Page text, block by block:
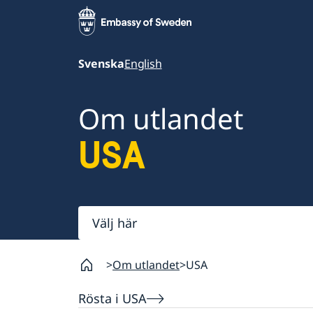
SvenskaEnglish
Om utlandet
USA
Välj
här
Om utlandet USA
Rösta i USA